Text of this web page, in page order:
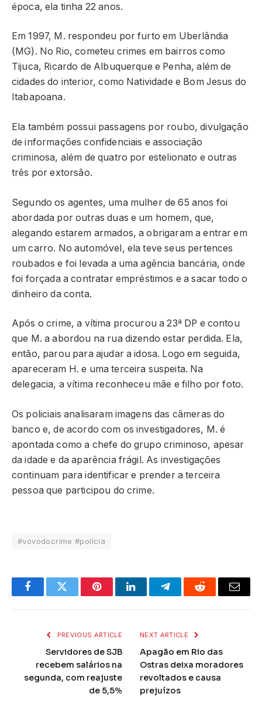
época, ela tinha 22 anos.
Em 1997, M. respondeu por furto em Uberlândia
(MG). No Rio, cometeu crimes em bairros como
Tijuca, Ricardo de Albuquerque e Penha, além de
cidades do interior, como Natividade e Bom Jesus do
Itabapoana.
Ela também possui passagens por roubo, divulgação
de informações confidenciais e associação
criminosa, além de quatro por estelionato e outras
três por extorsão.
Segundo os agentes, uma mulher de 65 anos foi
abordada por outras duas e um homem, que,
alegando estarem armados, a obrigaram a entrar em
um carro. No automóvel, ela teve seus pertences
roubados e foi levada a uma agência bancária, onde
foi forçada a contratar empréstimos e a sacar todo o
dinheiro da conta.
Após o crime, a vítima procurou a 23ª DP e contou
que M. a abordou na rua dizendo estar perdida. Ela,
então, parou para ajudar a idosa. Logo em seguida,
apareceram H. e uma terceira suspeita. Na
delegacia, a vítima reconheceu mãe e filho por foto.
Os policiais analisaram imagens das câmeras do
banco e, de acordo com os investigadores, M. é
apontada como a chefe do grupo criminoso, apesar
da idade e da aparência frágil. As investigações
continuam para identificar e prender a terceira
pessoa que participou do crime.
#vovodocrime #polícia
FacebookTwitter PinterestLinkedInTelegramReddit Email
PREVIOUS ARTICLE
Servidores de SJB
recebem salários na
segunda, com reajuste
de 5,5%
NEXT ARTICLE
Apagão em Rio das
Ostras deixa moradores
revoltados e causa
prejuízos